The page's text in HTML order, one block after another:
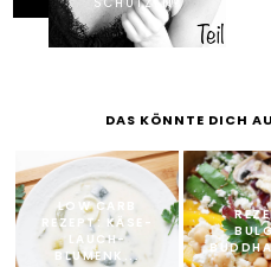
DAS KÖNNTE DICH
LOW CARB
REZEPT: KÄSE-
LAUCH-
BLUMENK...